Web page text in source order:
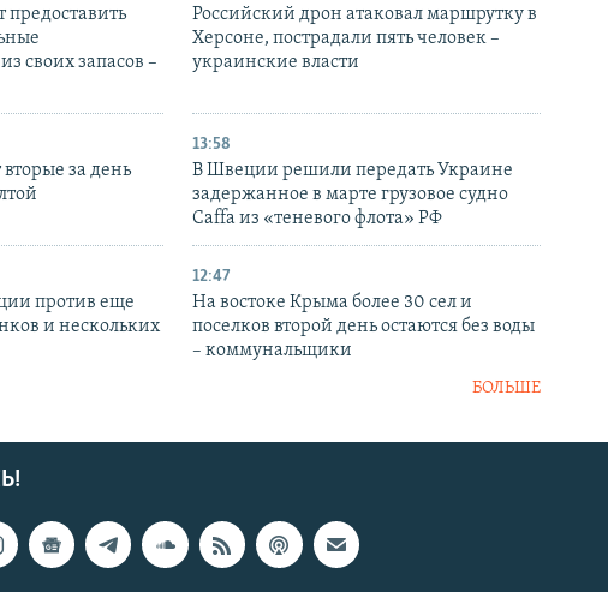
своих запасов –
Российский дрон атаковал маршрутку в
Херсоне, пострадали пять человек –
украинские власти
за день
13:58
В Швеции решили передать Украине
задержанное в марте грузовое судно
Caffa из «теневого флота» РФ
против еще
и нескольких
12:47
На востоке Крыма более 30 сел и
поселков второй день остаются без воды
– коммунальщики
БОЛЬШЕ